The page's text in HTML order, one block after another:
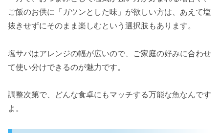
ご飯のお供に「ガツンとした味」が欲しい方は、あえて塩
抜きせずにそのまま楽しむという選択肢もあります。
塩サバはアレンジの幅が広いので、ご家庭の好みに合わせ
て使い分けできるのが魅力です。
調整次第で、どんな食卓にもマッチする万能な魚なんです
よ。